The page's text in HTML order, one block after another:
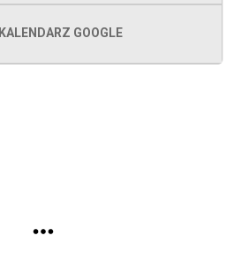
KALENDARZ GOOGLE